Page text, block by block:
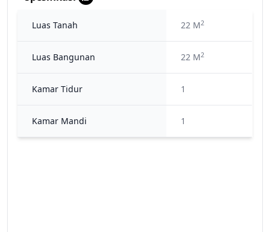
Luas Tanah 22 M2
Luas Bangunan 22 M2
Kamar Tidur 1
Kamar Mandi 1